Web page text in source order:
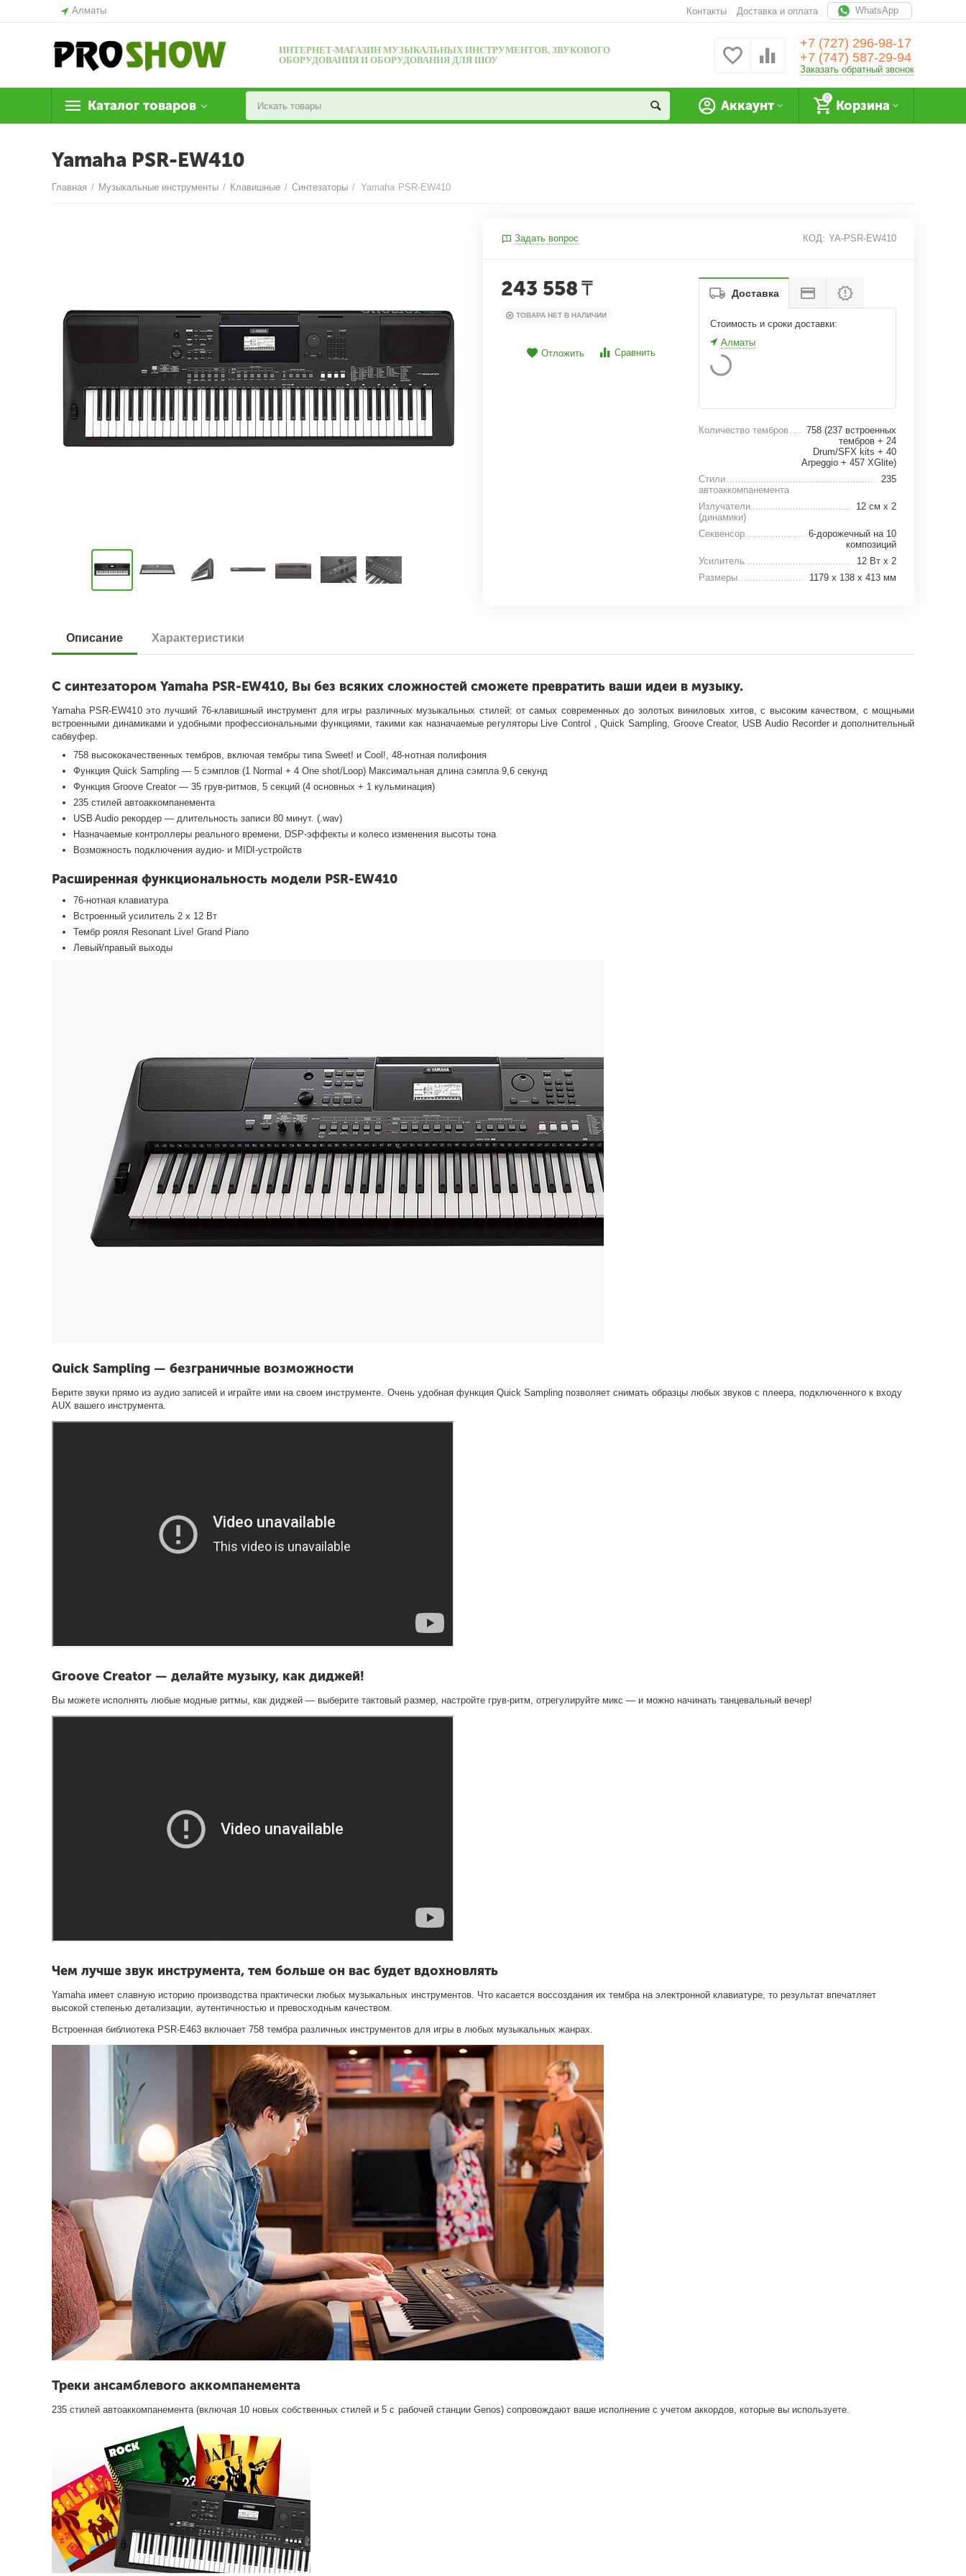
Алматы WhatsApp
Контакты Доставка и оплата
ИНТЕРНЕТ-МАГАЗИН МУЗЫКАЛЬНЫХ ИНСТРУМЕНТОВ, ЗВУКОВОГО
ОБОРУДОВАНИЯ И ОБОРУДОВАНИЯ ДЛЯ ШОУ
+7 (727) 296-98-17
+7 (747) 587-29-94
Заказать обратный звонок
Каталог товаров
0
Корзина
Аккаунт
Yamaha PSR-EW410
Главная / Музыкальные инструменты / Клавишные / Синтезаторы / Yamaha PSR-EW410
Задать вопрос КОД: YA-PSR-EW410
243 558₸
ТОВАРА НЕТ В НАЛИЧИИ
Отложить Сравнить
Доставка
Стоимость и сроки доставки:
Алматы
Количество тембров
758 (237 встроенных
тембров + 24
Drum/SFX kits + 40
Arpeggio + 457 XGlite)
Стили
автоаккомпанемента
235
Излучатели
(динамики)
12 см x 2
Секвенсор
6-дорожечный на 10
композиций
Усилитель
12 Вт х 2
Размеры
1179 х 138 х 413 мм
Описание Характеристики
С синтезатором Yamaha PSR-EW410, Вы без всяких сложностей сможете превратить ваши идеи в музыку.
Yamaha PSR-EW410 это лучший 76-клавишный инструмент для игры различных музыкальных стилей: от самых современных до золотых виниловых хитов, с высоким качеством, с мощными
встроенными динамиками и удобными профессиональными функциями, такими как назначаемые регуляторы Live Control , Quick Sampling, Groove Creator, USB Audio Recorder и дополнительный
сабвуфер.
758 высококачественных тембров, включая тембры типа Sweet! и Cool!, 48-нотная полифония
Функция Quick Sampling — 5 сэмплов (1 Normal + 4 One shot/Loop) Максимальная длина сэмпла 9,6 секунд
Функция Groove Creator — 35 грув-ритмов, 5 секций (4 основных + 1 кульминация)
235 стилей автоаккомпанемента
USB Audio рекордер — длительность записи 80 минут. (.wav)
Назначаемые контроллеры реального времени, DSP-эффекты и колесо изменения высоты тона
Возможность подключения аудио- и MIDI-устройств
Расширенная функциональность модели PSR-EW410
76-нотная клавиатура
Встроенный усилитель 2 х 12 Вт
Тембр рояля Resonant Live! Grand Piano
Левый/правый выходы
Quick Sampling — безграничные возможности
Берите звуки прямо из аудио записей и играйте ими на своем инструменте. Очень удобная функция Quick Sampling позволяет снимать образцы любых звуков с плеера, подключенного к входу
AUX вашего инструмента.
Groove Creator — делайте музыку, как диджей!
Вы можете исполнять любые модные ритмы, как диджей — выберите тактовый размер, настройте грув-ритм, отрегулируйте микс — и можно начинать танцевальный вечер!
Чем лучше звук инструмента, тем больше он вас будет вдохновлять
Yamaha имеет славную историю производства практически любых музыкальных инструментов. Что касается воссоздания их тембра на электронной клавиатуре, то результат впечатляет
высокой степенью детализации, аутентичностью и превосходным качеством.
Встроенная библиотека PSR-E463 включает 758 тембра различных инструментов для игры в любых музыкальных жанрах.
Треки ансамблевого аккомпанемента
235 стилей автоаккомпанемента (включая 10 новых собственных стилей и 5 с рабочей станции Genos) сопровождают ваше исполнение с учетом аккордов, которые вы используете.